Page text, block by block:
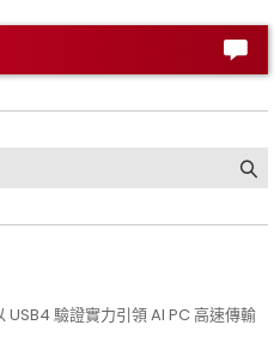
驗證實力引領 AI PC 高速傳輸